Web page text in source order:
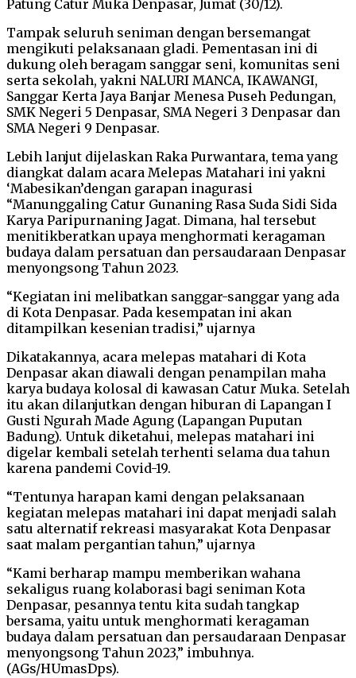
Patung Catur Muka Denpasar, Jumat (30/12).
Tampak seluruh seniman dengan bersemangat
mengikuti pelaksanaan gladi. Pementasan ini di
dukung oleh beragam sanggar seni, komunitas seni
serta sekolah, yakni NALURI MANCA, IKAWANGI,
Sanggar Kerta Jaya Banjar Menesa Puseh Pedungan,
SMK Negeri 5 Denpasar, SMA Negeri 3 Denpasar dan
SMA Negeri 9 Denpasar.
Lebih lanjut dijelaskan Raka Purwantara, tema yang
diangkat dalam acara Melepas Matahari ini yakni
‘Mabesikan’dengan garapan inagurasi
“Manunggaling Catur Gunaning Rasa Suda Sidi Sida
Karya Paripurnaning Jagat. Dimana, hal tersebut
menitikberatkan upaya menghormati keragaman
budaya dalam persatuan dan persaudaraan Denpasar
menyongsong Tahun 2023.
“Kegiatan ini melibatkan sanggar-sanggar yang ada
di Kota Denpasar. Pada kesempatan ini akan
ditampilkan kesenian tradisi,” ujarnya
Dikatakannya, acara melepas matahari di Kota
Denpasar akan diawali dengan penampilan maha
karya budaya kolosal di kawasan Catur Muka. Setelah
itu akan dilanjutkan dengan hiburan di Lapangan I
Gusti Ngurah Made Agung (Lapangan Puputan
Badung). Untuk diketahui, melepas matahari ini
digelar kembali setelah terhenti selama dua tahun
karena pandemi Covid-19.
“Tentunya harapan kami dengan pelaksanaan
kegiatan melepas matahari ini dapat menjadi salah
satu alternatif rekreasi masyarakat Kota Denpasar
saat malam pergantian tahun,” ujarnya
“Kami berharap mampu memberikan wahana
sekaligus ruang kolaborasi bagi seniman Kota
Denpasar, pesannya tentu kita sudah tangkap
bersama, yaitu untuk menghormati keragaman
budaya dalam persatuan dan persaudaraan Denpasar
menyongsong Tahun 2023,” imbuhnya.
(AGs/HUmasDps).